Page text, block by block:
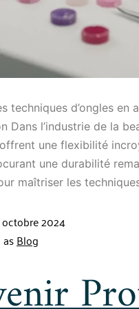
techniques d’ongles
Dans l’industrie de la
une flexibilité
une durabilité
maîtriser les
2024
Blog